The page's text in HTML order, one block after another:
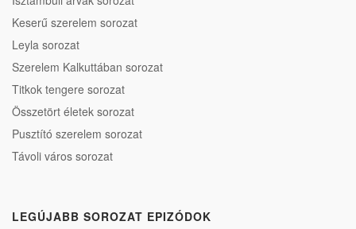
Keserű szerelem sorozat
Leyla sorozat
Szerelem Kalkuttában sorozat
Titkok tengere sorozat
Összetört életek sorozat
Pusztító szerelem sorozat
Távoli város sorozat
LEGÚJABB SOROZAT EPIZÓDOK